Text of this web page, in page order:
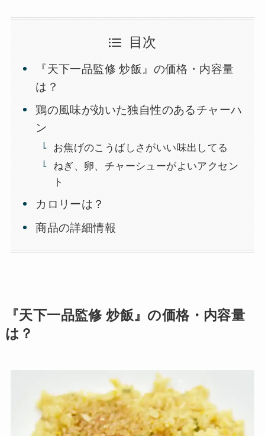
目次
『天下一品監修 炒飯』の価格・内容量
は？
鶏の風味が効いた独自性のあるチャーハ
ン
お焦げのこうばしさがいい味出してる
ねぎ、卵、チャーシューがよいアクセン
ト
カロリーは？
商品の詳細情報
『天下一品監修 炒飯』の価格・内容量
は？